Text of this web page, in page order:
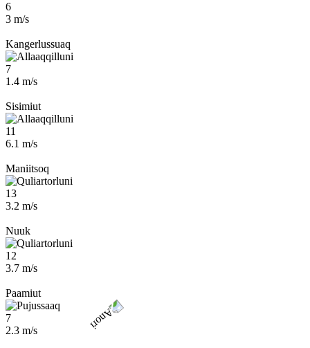
6
3 m/s
Kangerlussuaq
7
1.4 m/s
Sisimiut
11
6.1 m/s
Maniitsoq
13
3.2 m/s
Nuuk
12
3.7 m/s
Paamiut
7
2.3 m/s